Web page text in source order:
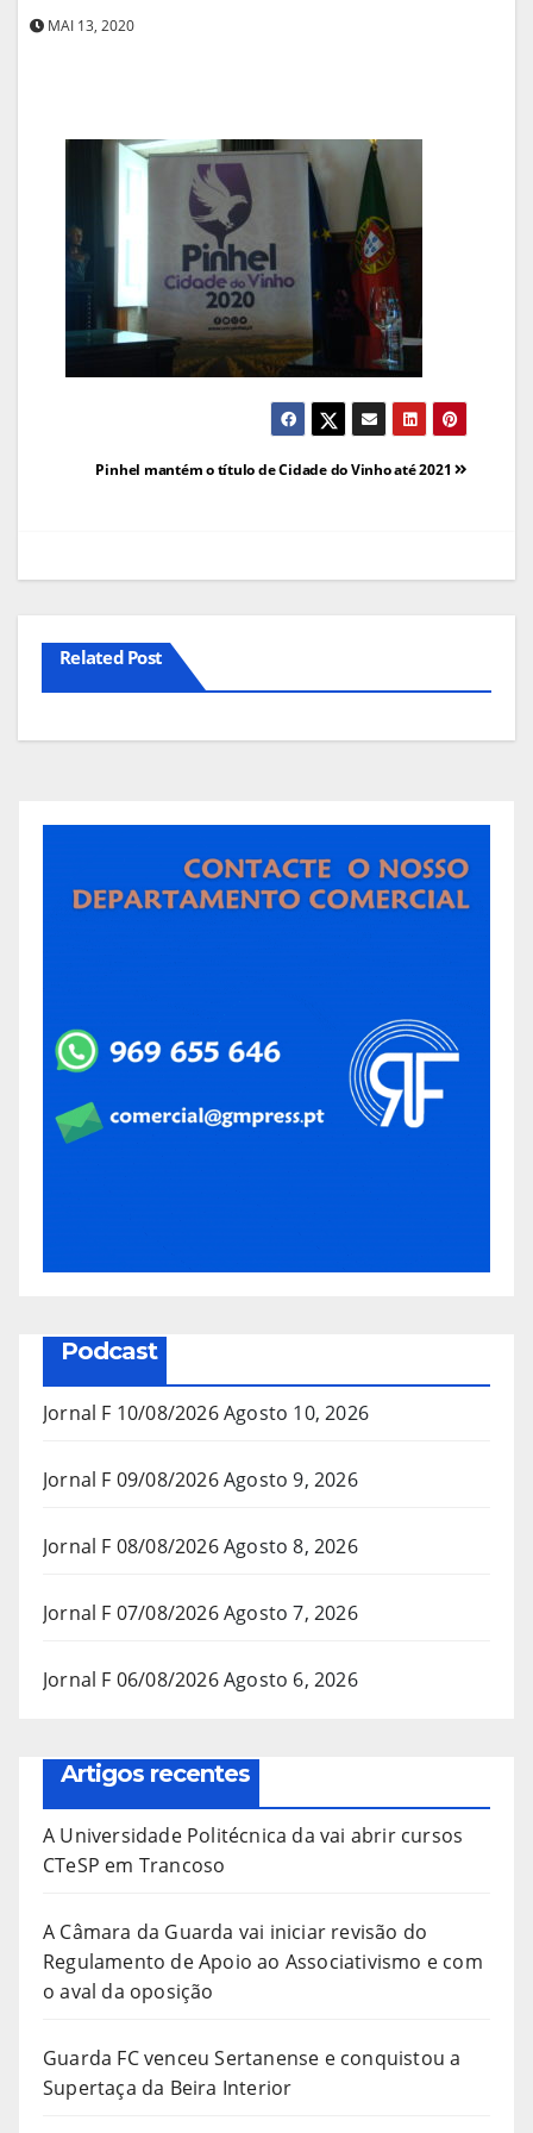
MAI 13, 2020
Navegação
Pinhel mantém o título de Cidade do Vinho até 2021
Related Post
Podcast
Jornal F 10/08/2026Agosto 10, 2026
Jornal F 09/08/2026Agosto 9, 2026
Jornal F 08/08/2026Agosto 8, 2026
Jornal F 07/08/2026Agosto 7, 2026
Jornal F 06/08/2026Agosto 6, 2026
Artigos recentes
A Universidade Politécnica da vai abrir cursos
CTeSP em Trancoso
A Câmara da Guarda vai iniciar revisão do
Regulamento de Apoio ao Associativismo e com
o aval da oposição
Guarda FC venceu Sertanense e conquistou a
Supertaça da Beira Interior